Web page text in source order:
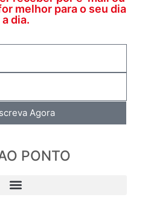
melhor para o seu dia
a dia.
Agora
PONTO